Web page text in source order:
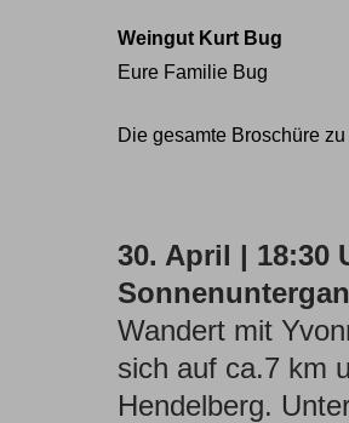
Weingut Kurt Bug
Eure Familie Bug
Die gesamte Broschüre
30. April | 18:30
Wandert mit
sich auf ca.7 km
Hendelberg.